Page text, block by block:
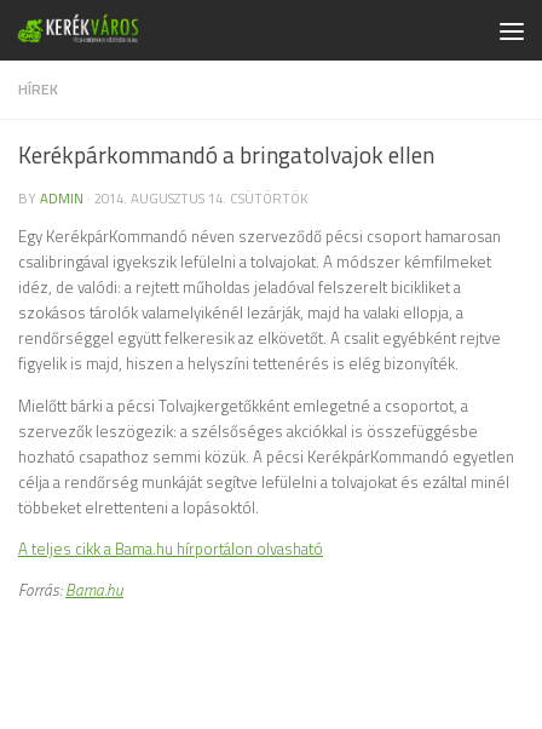
Skip to content
HÍREK
Kerékpárkommandó a bringatolvajok ellen
BY ADMIN · 2014. AUGUSZTUS 14. CSÜTÖRTÖK
Egy KerékpárKommandó néven szerveződő pécsi csoport hamarosan
csalibringával igyekszik lefülelni a tolvajokat. A módszer kémfilmeket
idéz, de valódi: a rejtett műholdas jeladóval felszerelt bicikliket a
szokásos tárolók valamelyikénél lezárják, majd ha valaki ellopja, a
rendőrséggel együtt felkeresik az elkövetőt. A csalit egyébként rejtve
figyelik is majd, hiszen a helyszíni tettenérés is elég bizonyíték.
Mielőtt bárki a pécsi Tolvajkergetőkként emlegetné a csoportot, a
szervezők leszögezik: a szélsőséges akciókkal is összefüggésbe
hozható csapathoz semmi közük. A pécsi KerékpárKommandó egyetlen
célja a rendőrség munkáját segítve lefülelni a tolvajokat és ezáltal minél
többeket elrettenteni a lopásoktól.
A teljes cikk a Bama.hu hírportálon olvasható
Forrás:Bama.hu